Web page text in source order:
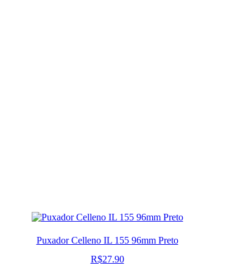
Puxador Celleno IL 155 96mm Preto
R$27.90